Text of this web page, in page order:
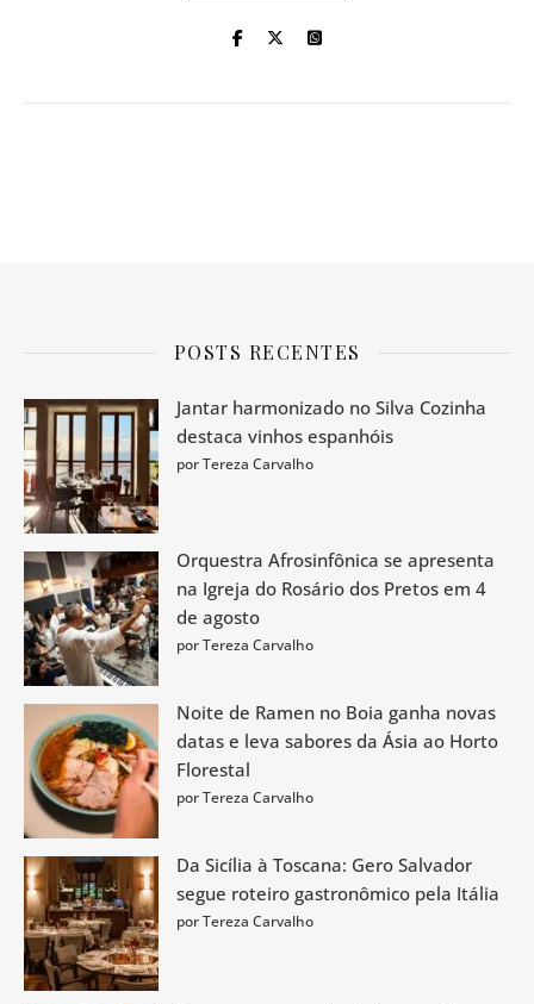
POSTS RECENTES
Jantar harmonizado no Silva Cozinha
destaca vinhos espanhóis
por Tereza Carvalho
Orquestra Afrosinfônica se apresenta
na Igreja do Rosário dos Pretos em 4
de agosto
por Tereza Carvalho
Noite de Ramen no Boia ganha novas
datas e leva sabores da Ásia ao Horto
Florestal
por Tereza Carvalho
Da Sicília à Toscana: Gero Salvador
segue roteiro gastronômico pela Itália
por Tereza Carvalho